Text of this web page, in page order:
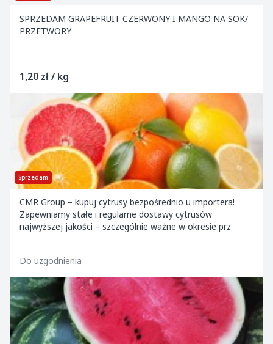
SPRZEDAM GRAPEFRUIT CZERWONY I MANGO NA SOK/
PRZETWORY
1,20 zł / kg
Sprzedam
CMR Group – kupuj cytrusy bezpośrednio u importera!
Zapewniamy stałe i regularne dostawy cytrusów
najwyższej jakości – szczególnie ważne w okresie prz
Do uzgodnienia